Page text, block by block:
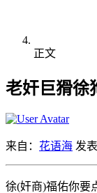
正文
老奸巨猾徐
来自： 花语海 发
徐(奸商)福佑你要